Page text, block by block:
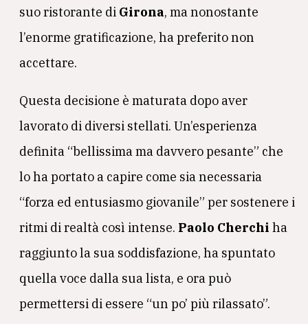
suo ristorante di Girona, ma nonostante
l’enorme gratificazione, ha preferito non
accettare.
Questa decisione è maturata dopo aver
lavorato di diversi stellati. Un’esperienza
definita “bellissima ma davvero pesante” che
lo ha portato a capire come sia necessaria
“forza ed entusiasmo giovanile” per sostenere i
ritmi di realtà così intense. Paolo Cherchi ha
raggiunto la sua soddisfazione, ha spuntato
quella voce dalla sua lista, e ora può
permettersi di essere “un po’ più rilassato”.